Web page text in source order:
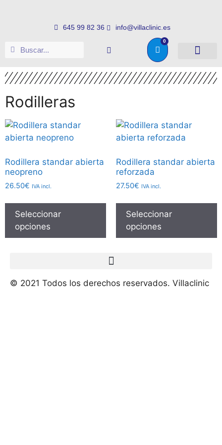
645 99 82 36 info@villaclinic.es
0
Rodilleras
Rodillera standar abierta
neopreno
26.50€ IVA incl.
Seleccionar
opciones
Rodillera standar abierta
reforzada
27.50€ IVA incl.
Seleccionar
opciones
© 2021 Todos los derechos reservados. Villaclinic